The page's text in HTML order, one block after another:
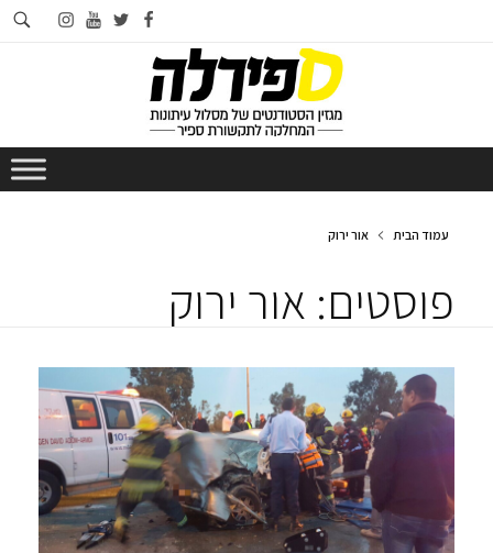
facebook
twitter
youtube
instagram
עמוד הבית אור ירוק
פוסטים: אור ירוק